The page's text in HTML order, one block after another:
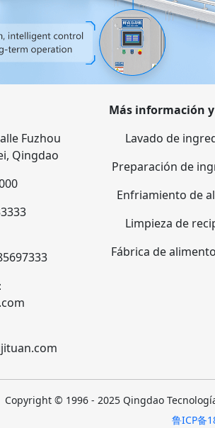
Fuzhou
Qingdao
Más información
Lavado de
Preparación de
Enfriamiento de
Limpieza de
Fábrica de
Copyright © 1996 - 2025 Qingdao
鲁ICP备